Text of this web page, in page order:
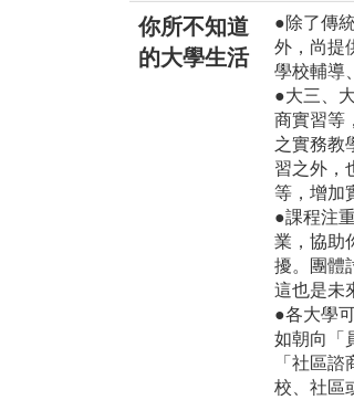
你所不知道
的大學生活
●除了傳
外，尚提
學校輔導
●大三、
商實習等
之實務教
習之外，
等，增加
●課程注
業，協助
擾。團體
這也是未
●各大學
如朝向「
「社區
校、社區